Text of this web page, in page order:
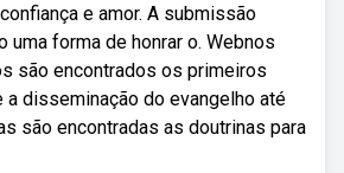
e amor. A submissão
uma forma de honrar o. Webnos
são encontrados os primeiros
a disseminação do evangelho até
são encontradas as doutrinas para